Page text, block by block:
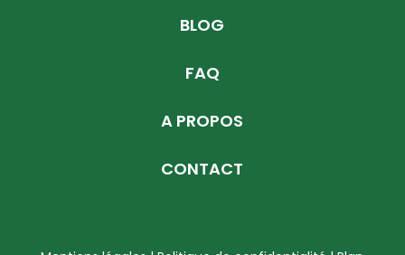
BLOG
FAQ
A PROPOS
CONTACT